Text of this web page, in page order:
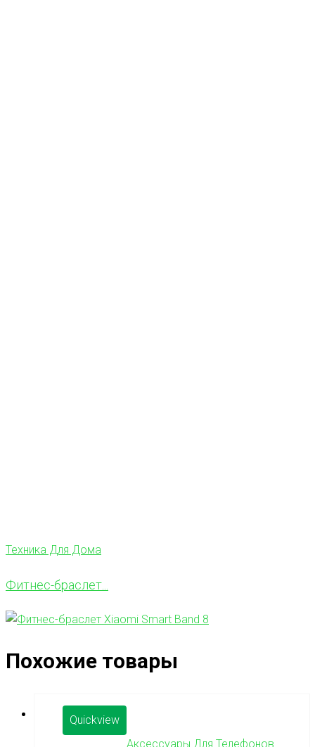
Техника Для Дома
Фитнес-браслет...
Похожие товары
Quickview
Аксессуары Для Телефонов